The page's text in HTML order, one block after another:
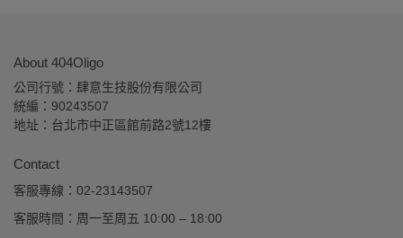
About 404Oligo
公司行號：肆意生技股份有限公司
統編：90243507
地址：台北市中正區館前路2號12樓
Contact
客服專線：02-23143507
客服時間：周一至周五 10:00 – 18:00